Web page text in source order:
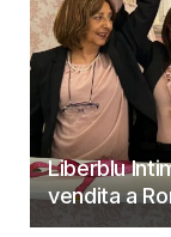
Liberblu
vendita a